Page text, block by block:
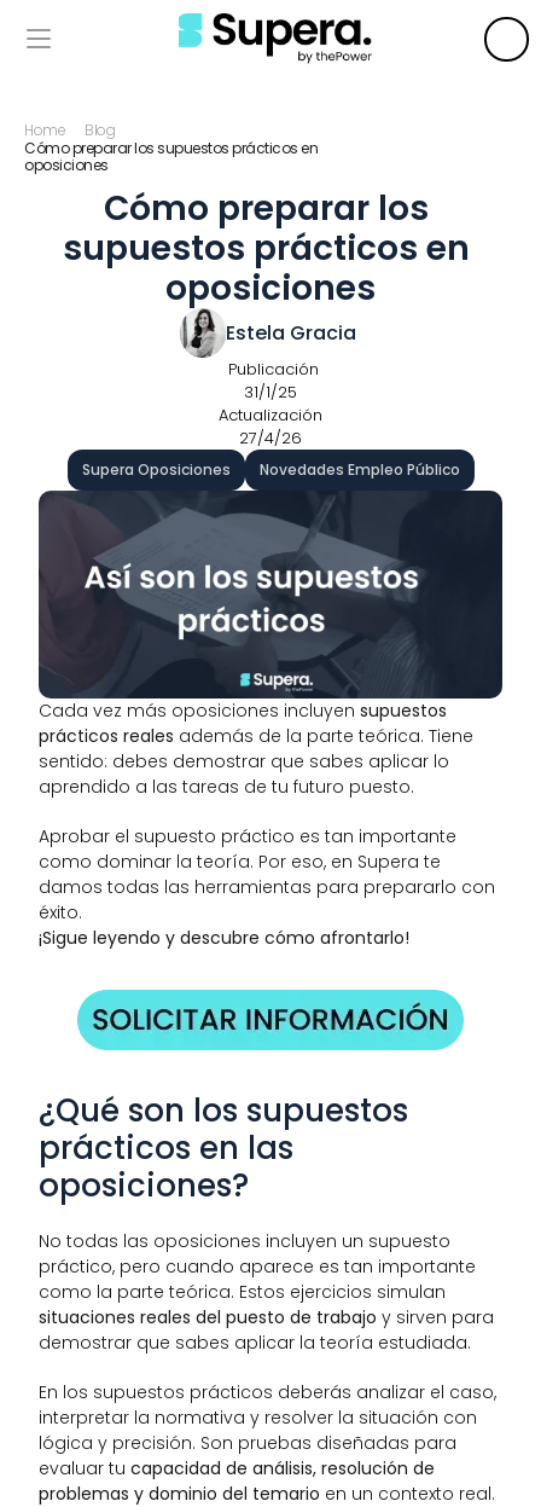
Home
Blog
Cómo preparar los supuestos prácticos en
oposiciones
Cómo preparar los
supuestos prácticos en
oposiciones
Estela Gracia
Publicación
31/1/25
Actualización
27/4/26
Supera Oposiciones Novedades Empleo Público
Cada vez más oposiciones incluyen supuestos
prácticos reales además de la parte teórica. Tiene
sentido: debes demostrar que sabes aplicar lo
aprendido a las tareas de tu futuro puesto.
Aprobar el supuesto práctico es tan importante
como dominar la teoría. Por eso, en Supera te
damos todas las herramientas para prepararlo con
éxito.
¡Sigue leyendo y descubre cómo afrontarlo!
¿Qué son los supuestos
prácticos en las
oposiciones?
No todas las oposiciones incluyen un supuesto
práctico, pero cuando aparece es tan importante
situaciones reales del puesto de trabajo y sirven para
demostrar que sabes aplicar la teoría estudiada.
En los supuestos prácticos deberás analizar el caso,
interpretar la normativa y resolver la situación con
lógica y precisión. Son pruebas diseñadas para
evaluar tu capacidad de análisis, resolución de
problemas y dominio del temario en un contexto real.